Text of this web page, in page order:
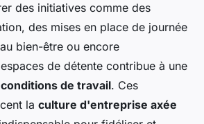
des initiatives comme des
des mises en place de journée
bien-être ou encore
de détente contribue à une
de travail. Ces
la culture d'entreprise axée